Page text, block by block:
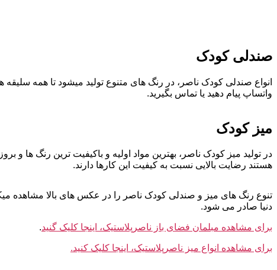
صندلی کودک
انواع صندلی کودک ناصر، در رنگ های متنوع تولید میشود تا همه سلیقه
واتساپ پیام دهید یا تماس بگیرید.
میز کودک
در تولید میز کودک ناصر، بهترین مواد اولیه و باکیفیت ترین رنگ ها و
هستند رضایت بالایی نسبت به کیفیت این کارها دارند.
تنوع رنگ های میز و صندلی کودک ناصر را در عکس های بالا مشاهده
دنیا صادر می شود.
برای مشاهده مبلمان فضای باز ناصرپلاستیک، اینجا کلیک گنید.
برای مشاهده انواع میز ناصرپلاستیک، اینجا کلیک کنید.